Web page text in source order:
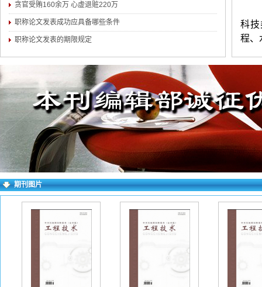
贪官受贿160余万 心虚退赃220万
职称论文发表成功应具备哪些条件
职称论文发表的期限规定
科
程、
环
文收
务晋
晰，
附简
历
多投
（不
期刊图片